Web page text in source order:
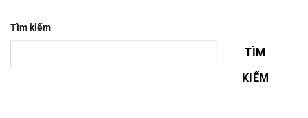
Tìm kiếm
TÌM
KIẾM